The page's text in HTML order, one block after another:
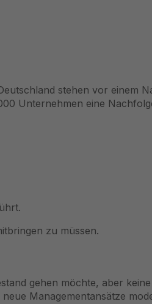
stehen vor einem
Unternehmen eine
zu müssen.
gehen möchte, aber
Managementansätze